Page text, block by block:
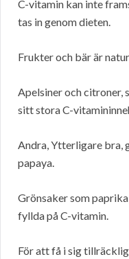
C-vitamin kan inte
tas in genom dieten.
Frukter och bär är
Apelsiner och citroner,
sitt stora C-
Andra, Ytterligare bra,
papaya.
Grönsaker som
fyllda på C-vitamin.
För att få i sig